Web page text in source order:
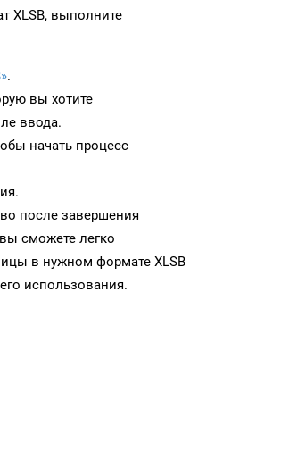
XLSB, выполните
.
вы хотите
ввода.
начать процесс
после завершения
сможете легко
в нужном формате XLSB
использования.